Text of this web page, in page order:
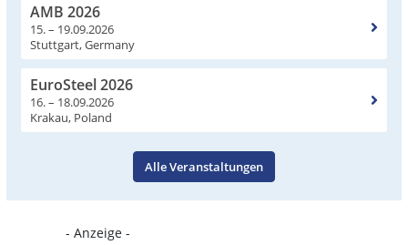
AMB 2026
15. – 19.09.2026
Stuttgart, Germany
EuroSteel 2026
16. – 18.09.2026
Krakau, Poland
Alle Veranstaltungen
- Anzeige -